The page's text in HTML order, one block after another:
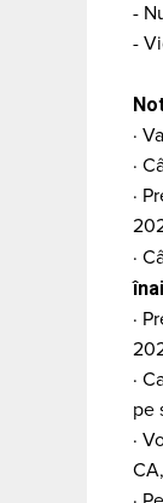
-
-
·
·
·
·
·
·
pe
·